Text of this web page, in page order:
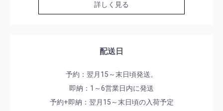
詳しく見る
配送日
予約：翌月15～末日頃発送。
即納：1～6営業日内に発送
予約+即納：翌月15～末日頃の入荷予定